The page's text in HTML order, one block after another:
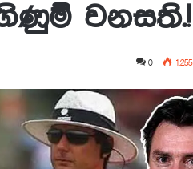
වනසති.!
0 1,255